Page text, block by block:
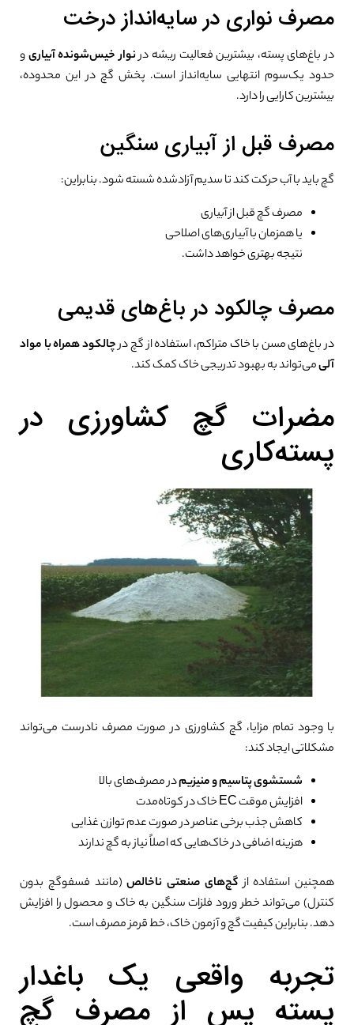
مصرف نواری در سایه‌انداز درخت
در باغ‌های پسته، بیشترین فعالیت ریشه درنوار خیس‌شونده آبیاریو
حدود یک‌سوم انتهایی سایه‌انداز است. پخش گچ در این محدوده،
بیشترین کارایی را دارد.
مصرف قبل از آبیاری سنگین
گچ باید با آب حرکت کند تا سدیم آزادشده شسته شود. بنابراین:
مصرف گچ قبل از آبیاری
یا همزمان با آبیاری‌های اصلاحی
نتیجه بهتری خواهد داشت.
مصرف چالکود در باغ‌های قدیمی
در باغ‌های مسن با خاک متراکم، استفاده از گچ درچالکود همراه با مواد
آلیمی‌تواند به بهبود تدریجی خاک کمک کند.
مضرات گچ کشاورزی در
پسته‌کاری
با وجود تمام مزایا، گچ کشاورزی در صورت مصرف نادرست می‌تواند
مشکلاتی ایجاد کند:
شستشوی پتاسیم و منیزیمدر مصرف‌های بالا
افزایش موقت EC خاک در کوتاه‌مدت
کاهش جذب برخی عناصر در صورت عدم توازن غذایی
هزینه اضافی در خاک‌هایی که اصلاً نیاز به گچ ندارند
همچنین استفاده ازگچ‌های صنعتی ناخالص(مانند فسفوگچ بدون
کنترل) می‌تواند خطر ورود فلزات سنگین به خاک و محصول را افزایش
دهد. بنابراین کیفیت گچ و آزمون خاک، خط قرمز مصرف است.
تجربه واقعی یک باغدار
پسته پس از مصرف گچ
0%